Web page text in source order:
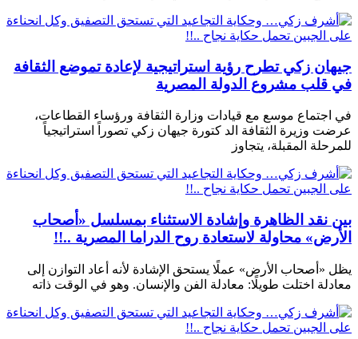
جيهان زكي تطرح رؤية استراتيجية لإعادة تموضع الثقافة
في قلب مشروع الدولة المصرية
في اجتماع موسع مع قيادات وزارة الثقافة ورؤساء القطاعات،
عرضت وزيرة الثقافة الد كتورة جيهان زكي تصوراً استراتيجياً
للمرحلة المقبلة، يتجاوز
بين نقد الظاهرة وإشادة الاستثناء بمسلسل «أصحاب
الأرض» محاولة لاستعادة روح الدراما المصرية ..!!
يظل «أصحاب الأرض» عملًا يستحق الإشادة لأنه أعاد التوازن إلى
معادلة اختلت طويلًا: معادلة الفن والإنسان. وهو في الوقت ذاته